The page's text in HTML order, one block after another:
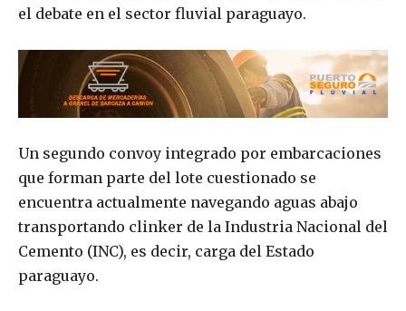
el debate en el sector fluvial paraguayo.
Un segundo convoy integrado por embarcaciones
que forman parte del lote cuestionado se
encuentra actualmente navegando aguas abajo
transportando clinker de la Industria Nacional del
Cemento (INC), es decir, carga del Estado
paraguayo.